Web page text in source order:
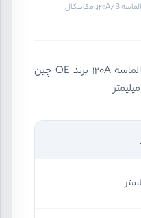
(مکانیکال سیل استیل سیلیکون- تنگستن الماسه 120A/B, مکانیکال
سیل مکانیکی فیبر و فنر نافی الماسه 120A برند OE چین